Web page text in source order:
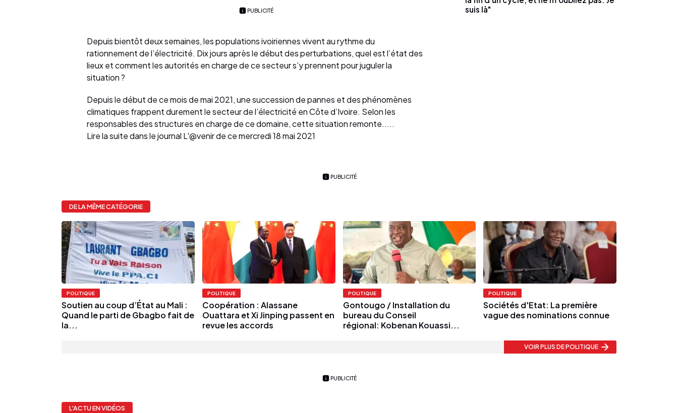
PUBLICITÉ
Depuis bientôt deux semaines, les populations ivoiriennes vivent au rythme du
rationnement de l’électricité. Dix jours après le début des perturbations, quel est l’état des
lieux et comment les autorités en charge de ce secteur s’y prennent pour juguler la
situation ?
Depuis le début de ce mois de mai 2021, une succession de pannes et des phénomènes
climatiques frappent durement le secteur de l’électricité en Côte d’Ivoire. Selon les
responsables des structures en charge de ce domaine, cette situation remonte.....
Lire la suite dans le journal L'@venir de ce mercredi 18 mai 2021
suis là"
PUBLICITÉ
DE LA MÊME CATÉGORIE
POLITIQUE
Soutien au coup d’État au Mali :
Quand le parti de Gbagbo fait de
la...
POLITIQUE
Coopération : Alassane
Ouattara et Xi Jinping passent en
revue les accords
POLITIQUE
Gontougo / Installation du
bureau du Conseil
régional: Kobenan Kouassi...
POLITIQUE
Sociétés d'Etat: La première
vague des nominations connue
VOIR PLUS DE POLITIQUE
PUBLICITÉ
L'ACTU EN VIDÉOS